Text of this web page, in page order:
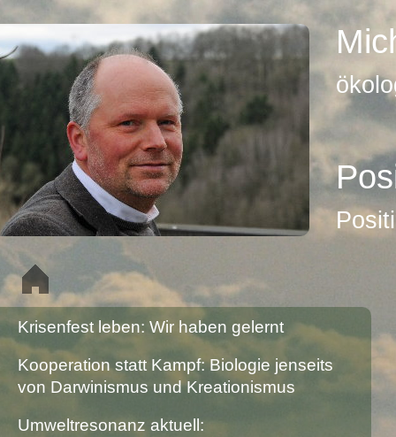
Krisenfest leben: Wir haben gelernt
Kooperation statt Kampf: Biologie jenseits
von Darwinismus und Kreationismus
Umweltresonanz aktuell: